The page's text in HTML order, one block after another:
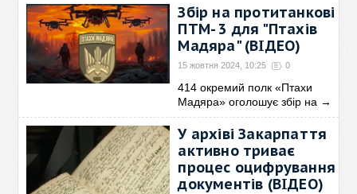
економіки» - міжнародний→
Збір на протитанкові
ПТМ- 3 для "Птахів
Мадяра" (ВІДЕО)
15 жовтня 2024, 10:25 0
414 окремий полк «Птахи
Мадяра» оголошує збір на →
У архіві Закарпаття
активно триває
процес оцифрування
документів (ВІДЕО)